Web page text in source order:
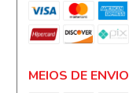
MEIOS DE ENVIO